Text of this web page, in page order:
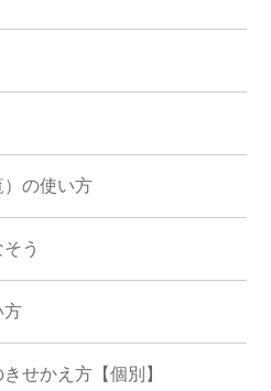
）の使い方
う
方
せかえ方【個別】